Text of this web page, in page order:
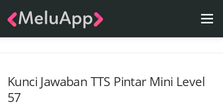
Menu
Kunci Jawaban TTS Pintar Mini Level
57